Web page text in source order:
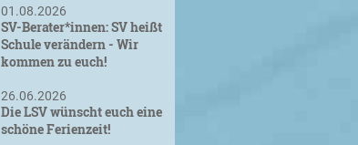
01.08.2026
SV-Berater*innen: SV heißt
Schule verändern - Wir
kommen zu euch!
26.06.2026
Die LSV wünscht euch eine
schöne Ferienzeit!